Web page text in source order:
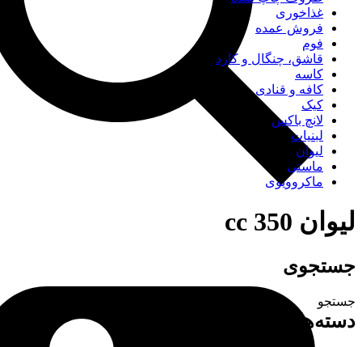
غذاخوری
فروش عمده
فوم
قاشق، چنگال و کارد
کاسه
کافه و قنادی
کیک
لانچ باکس
لبنیات
لیوان
ماستی
ماکروویوی
لیوان 350 cc
جستجوی
جستجو
دسته‌های محصولات